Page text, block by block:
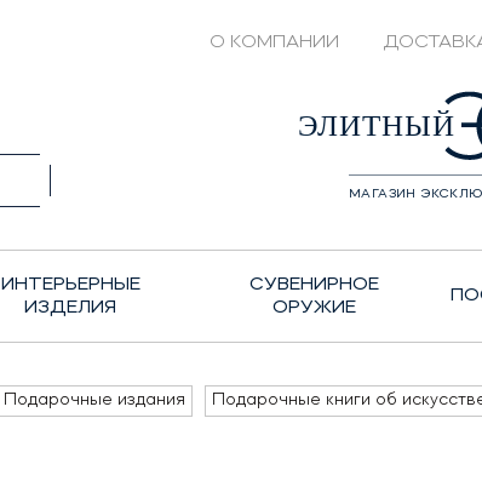
О КОМПАНИИ
+7(495)1428208ЭЛИТНЫЙ
МАГАЗИН
ИНТЕРЬЕРНЫЕ
ИЗДЕЛИЯ
СУВЕНИРНОЕ
ОРУЖИЕ
Подарочные издания Подарочные книги об